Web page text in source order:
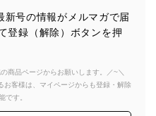
号の情報がメルマガで届
登録（解除）ボタンを押
商品ページからお願いします。／~＼
客様は、マイページからも登録・解除
です。